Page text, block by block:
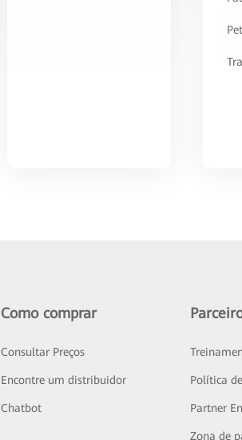
Como comprar
Consultar Preços
Encontre um distribuidor
Chatbot
Política
Partner
Zona de